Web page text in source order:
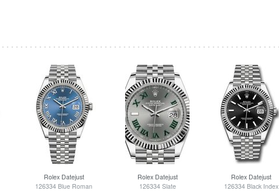
RolexDatejust
126334 Blue Roman
RolexDatejust
126334 Slate
RolexDatejust
126334 Black Index